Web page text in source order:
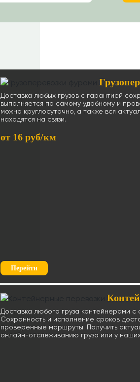
Доставка любых грузов с гарантией
выполняется по самому удобному и
можно круглосуточно, а также вся
находятся на связи.
от 16 руб/км
Перейти
Доставка любого груза контейнерами
Сохранность и исполнение сроков
проверенные маршруты. Получить
онлайн-отслеживанию груза или у